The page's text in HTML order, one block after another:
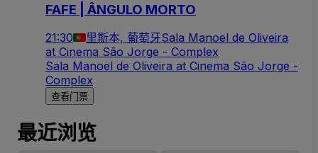
FAFE | ÂNGULO MORTO
21:30 里斯本, 葡萄牙Sala Manoel de Oliveira
at Cinema São Jorge - Complex
Sala Manoel de Oliveira at Cinema São Jorge -
Complex
查看门票
最近浏览